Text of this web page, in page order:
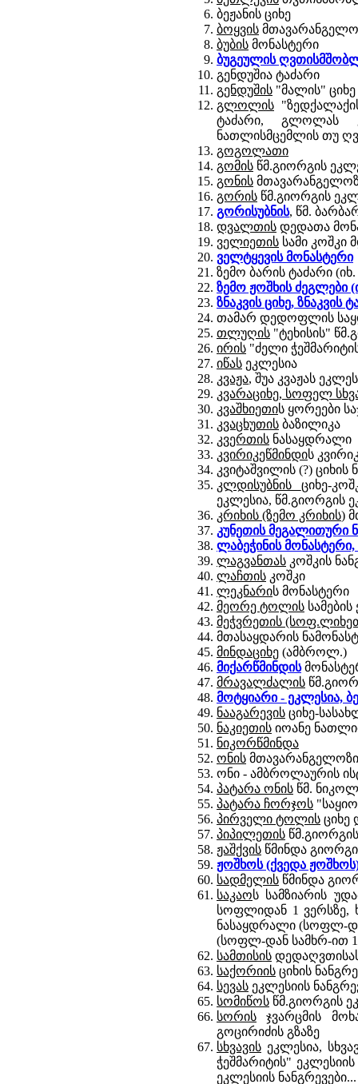
ბეჟანის ციხე
ბოყვის
ბუბის მონასტერი
ბუგეულის
გენდუშია ტაძარი
გენდუშის "მალის" ციხე
გლოლის
ტაძარი, გლოლას
ნათლისმცემლის თუ
გოგოლათი
გომის წმ.გიორგის
გონის
გორის წმ.გიორგის
გორისუბნის, წმ.
დვალთის დედათა
ველიეთის სამი კოშკი
ველტყევისმონასტერი
ზემო ბარის ტაძარი
ზემო ჟოშხის ძეგლები
ზნაკვის ციხე, ზნაკვის
თამარ დედოფლის
თლუღის "ტეხისის"
ირის "ძელი
იწას ეკლესია
კვაჟა, შუა კვაჟას
კვარაციხე, სოფელ
კვაშხიეთის ყორეები
კვაცხუთის ბაზილიკა
კვერთის ნასაყდრალი
კვირიკეწმინდის
კვიტაშვილის (?)
კლდისუბნის ციხე-
ეკლესია, წმ.გიორგის
კრიხის (ზემო კრიხის)
კუნეთის მეგალითური
ლაბეჭინის
ლაგვანთას კოშკის
ლაჩთის კოშკი
ლეკნარის მონასტერი
მეორე ტოლის
მეჭვრეთის
მთასაყდარის
მინდაციხე (ამბროლ.)
მიქარწმინდის
მრავალძალის
მოტყიარი - ეკლესია,
ნააგარევის ციხე-
ნაკიეთის იოანე
ნიკორწმინდა
ონის
ონი - ამბროლაურის
პატარა ონის წმ.
პატარა ჩორჯოს
პირველი ტოლის ციხე
პიპილეთის
ჟაშქვის წმინდა
ჟოშხოს(ქვედა ჟოშხოს)
სადმელის წმინდა
საკაოს სამზიარის
სოფლიდან 1 ვერსზე,
ნასაყდრალი (სოფლ-
(სოფლ-დან სამხრ-ით 1
სამთისის
საქორიის ციხის
სევას ეკლესიის
სომიწოს წმ.გიორგის
სორის ჯვარცმის
გოცირიძის გზაზე
სხვავის ეკლესია,
ჭეშმარიტის"
ეკლესიის ნანგრევები...